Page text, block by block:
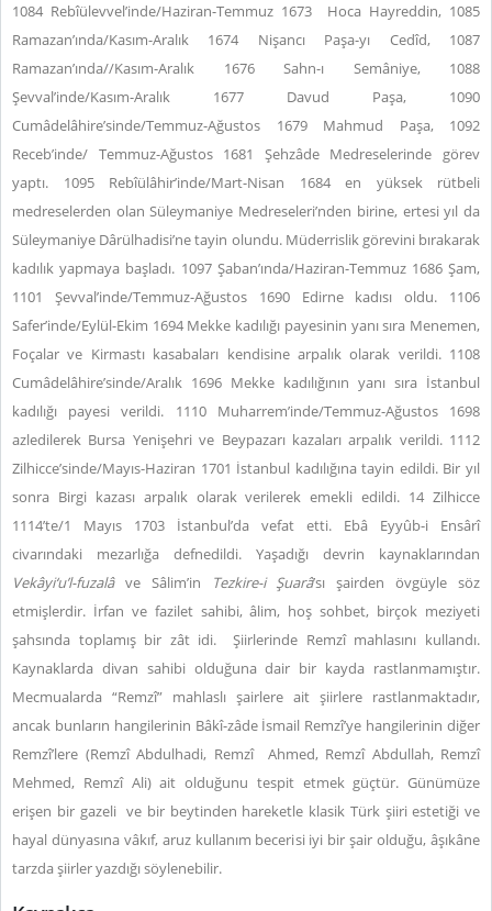
1084 Rebîülevvel’inde/Haziran-Temmuz 1673
Hoca Hayreddin, 1085
Ramazan’ında/Kasım-Aralık 1674 Nişancı Paşa-yı Cedîd, 1087
Ramazan’ında//Kasım-Aralık 1676 Sahn-ı Semâniye, 1088
Şevval’inde/Kasım-Aralık 1677 Davud Paşa, 1090
Cumâdelâhire’sinde/Temmuz-Ağustos 1679 Mahmud Paşa, 1092
Receb’inde/ Temmuz-Ağustos 1681 Şehzâde Medreselerinde görev
yaptı. 1095 Rebîülâhir’inde/Mart-Nisan 1684 en yüksek rütbeli
medreselerden olan Süleymaniye Medreseleri’nden birine, ertesi yıl da
Süleymaniye Dârülhadisi’ne tayin olundu. Müderrislik görevini bırakarak
kadılık yapmaya başladı. 1097 Şaban’ında/Haziran-Temmuz 1686 Şam,
1101 Şevval’inde/Temmuz-Ağustos 1690 Edirne kadısı oldu. 1106
Safer’inde/Eylül-Ekim 1694 Mekke kadılığı payesinin yanı sıra Menemen,
Foçalar ve Kirmastı kasabaları kendisine arpalık olarak verildi. 1108
Cumâdelâhire’sinde/Aralık 1696 Mekke kadılığının yanı sıra İstanbul
kadılığı payesi verildi. 1110 Muharrem’inde/Temmuz-Ağustos 1698
azledilerek Bursa Yenişehri ve Beypazarı kazaları arpalık verildi. 1112
Zilhicce’sinde/Mayıs-Haziran 1701 İstanbul kadılığına tayin edildi. Bir yıl
sonra Birgi kazası arpalık olarak verilerek emekli edildi. 14 Zilhicce
1114’te/1 Mayıs 1703 İstanbul’da vefat etti. Ebâ Eyyûb-i Ensârî
civarındaki mezarlığa defnedildi. Yaşadığı devrin kaynaklarından
Vekâyi‘u’l-fuzalâ ve Sâlim’in Tezkire-i Şuarâ’sı şairden övgüyle söz
etmişlerdir. İrfan ve fazilet sahibi, âlim, hoş sohbet, birçok meziyeti
şahsında toplamış bir zât idi.
Şiirlerinde Remzî mahlasını kullandı.
Kaynaklarda divan sahibi olduğuna dair bir kayda rastlanmamıştır.
Mecmualarda “Remzî” mahlaslı şairlere ait şiirlere rastlanmaktadır,
ancak bunların hangilerinin Bâkî-zâde İsmail Remzî’ye hangilerinin diğer
Remzî’lere (Remzî Abdulhadi, Remzî
Ahmed, Remzî Abdullah, Remzî
Mehmed, Remzî Ali) ait olduğunu tespit etmek güçtür. Günümüze
erişen bir gazeli ve bir beytinden hareketle klasik Türk şiiri estetiği ve
hayal dünyasına vâkıf, aruz kullanım becerisi iyi bir şair olduğu, âşıkâne
tarzda şiirler yazdığı söylenebilir.